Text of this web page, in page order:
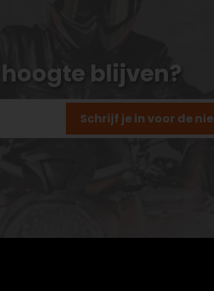
hoogte blijven?
Schrijf je in voor de